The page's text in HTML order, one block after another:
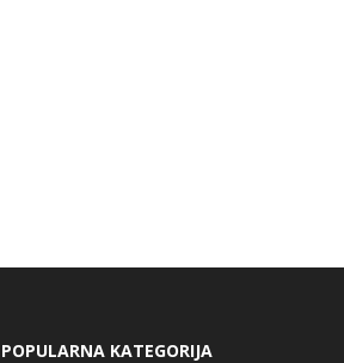
POPULARNA KATEGORIJA